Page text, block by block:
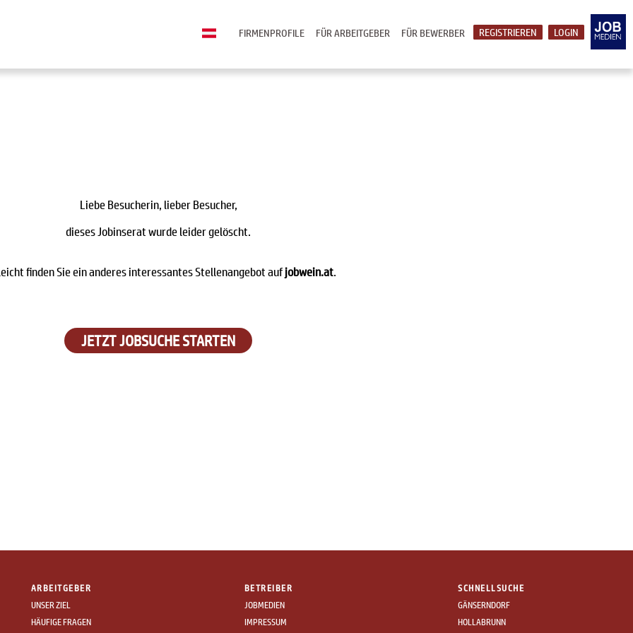
LOGIN
REGISTRIEREN
FÜR BEWERBER
FÜR ARBEITGEBER
FIRMENPROFILE
Liebe Besucherin, lieber Besucher,
dieses Jobinserat wurde leider gelöscht.
finden Sie ein anderes interessantes Stellenangebot aufjobwein.at
JETZT JOBSUCHE STARTEN
ARBEITGEBER
UNSER ZIEL
HÄUFIGE FRAGEN
BETREIBER
JOBMEDIEN
IMPRESSUM
SCHNELLSUCHE
GÄNSERNDORF
HOLLABRUNN